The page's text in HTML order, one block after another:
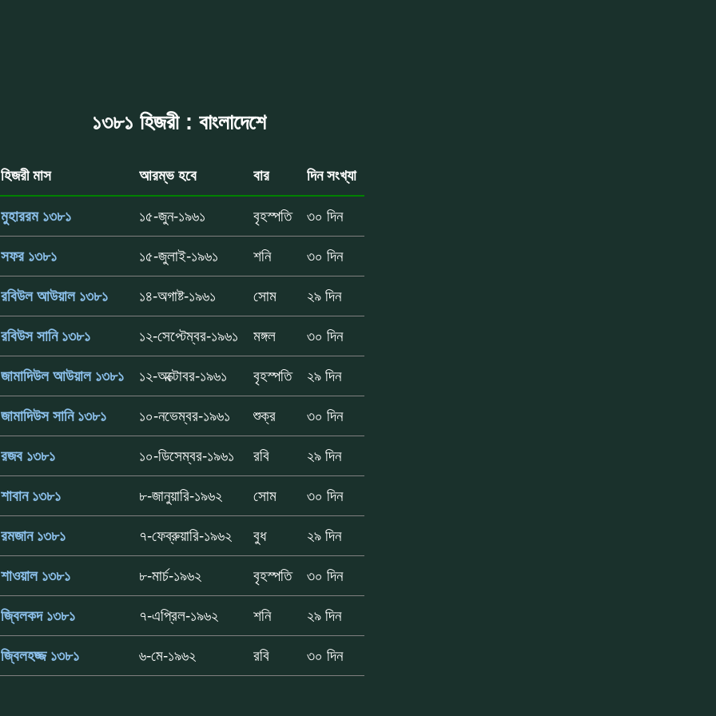
১৩৮১ হিজরী : বাংলাদেশে
হিজরী মাস আরম্ভ হবে বার দিন সংখ্যা
মুহাররম ১৩৮১ ১৫-জুন-১৯৬১ বৃহস্পতি ৩০ দিন
সফর ১৩৮১ ১৫-জুলাই-১৯৬১ শনি ৩০ দিন
রবিউল আউয়াল ১৩৮১ ১৪-অগাষ্ট-১৯৬১ সোম ২৯ দিন
রবিউস সানি ১৩৮১ ১২-সেপ্টেম্বর-১৯৬১ মঙ্গল ৩০ দিন
জামাদিউল আউয়াল ১৩৮১ ১২-অক্টোবর-১৯৬১ বৃহস্পতি ২৯ দিন
জামাদিউস সানি ১৩৮১ ১০-নভেম্বর-১৯৬১ শুক্র ৩০ দিন
রজব ১৩৮১ ১০-ডিসেম্বর-১৯৬১ রবি ২৯ দিন
শাবান ১৩৮১ ৮-জানুয়ারি-১৯৬২ সোম ৩০ দিন
রমজান ১৩৮১ ৭-ফেব্রুয়ারি-১৯৬২ বুধ ২৯ দিন
শাওয়াল ১৩৮১ ৮-মার্চ-১৯৬২ বৃহস্পতি ৩০ দিন
জ্বিলকদ ১৩৮১ ৭-এপ্রিল-১৯৬২ শনি ২৯ দিন
জ্বিলহজ্জ ১৩৮১ ৬-মে-১৯৬২ রবি ৩০ দিন